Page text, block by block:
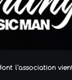
l'association